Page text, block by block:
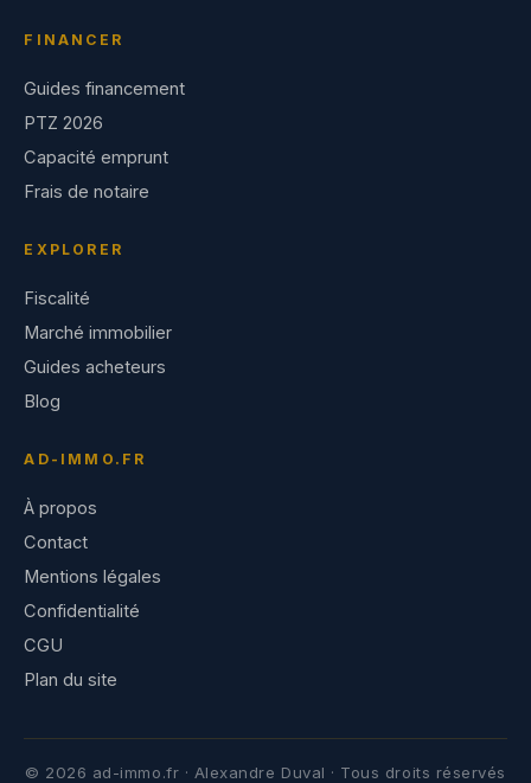
FINANCER
Guides financement
PTZ 2026
Capacité emprunt
Frais de notaire
EXPLORER
Fiscalité
Marché immobilier
Guides acheteurs
Blog
AD-IMMO.FR
À propos
Contact
Mentions légales
Confidentialité
CGU
Plan du site
© 2026 ad-immo.fr · Alexandre Duval · Tous droits réservés